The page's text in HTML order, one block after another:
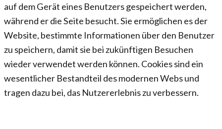
auf dem Gerät eines Benutzers gespeichert werden,
während er die Seite besucht. Sie ermöglichen es der
Website, bestimmte Informationen über den Benutzer
zu speichern, damit sie bei zukünftigen Besuchen
wieder verwendet werden können. Cookies sind ein
wesentlicher Bestandteil des modernen Webs und
tragen dazu bei, das Nutzererlebnis zu verbessern.